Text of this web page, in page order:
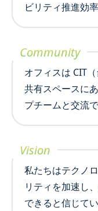
ビリティ推進効
Community
オフィスは CIT
共有スペースに
プチームと交流で
Vision
私たちはテクノ
リティを加速し
できると信じてい